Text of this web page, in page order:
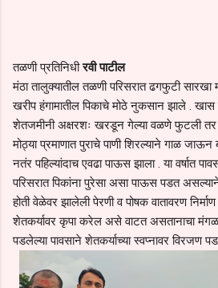
तळणी प्रतिनिधीरवी पाटील
मंठा तालुक्यातील तळणी परिसरात ढगफुटी सारखा
खरीप हंगामातील पिकाचे मोठे नुकसान झाले .
शेतजमीनी अक्षरशः खरडून गेल्या वळणे फुटली तर
मोठ्या प्रमाणात पुराचे पाणी शिरल्याने गाळ
नतंर पहिल्यांदाच एवढा पाऊस झाला . या वर्षात
परिसरात पिकांना पुरेसा असा पाऊस पडत असल्याने
होती वेळेवर झालेली पेरणी व पोषक वातावरण
शेतकर्यावर कृपा करेल असे वाटत असतानाचा
पडलेल्या पावसाने शेतकर्याच्या स्वप्नावर विरजण